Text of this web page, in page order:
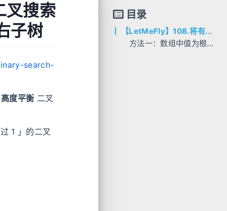
叉搜索
子树
search-
高度平衡 二叉
1 」的二叉
目录
【LetMeFly】108.将有序数组转换为二叉搜索树 - 数组中值为根，中值左右分别为左右子树
方法一：数组中值为根，中值左右分别为左右子树